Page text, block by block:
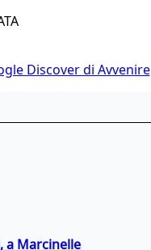
Discover di Avvenire
a Marcinelle